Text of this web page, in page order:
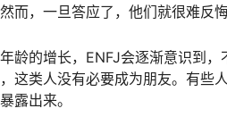
而，一旦答应了，他们就很难反
龄的增长，ENFJ会逐渐意识到
这类人没有必要成为朋友。有些
露出来。